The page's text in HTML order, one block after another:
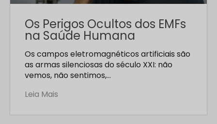
Os Perigos Ocultos dos EMFs
na Saúde Humana
Os campos eletromagnéticos artificiais são
as armas silenciosas do século XXI: não
vemos, não sentimos,…
Leia Mais